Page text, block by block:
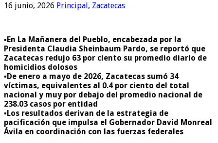
16 junio, 2026 Principal, Zacatecas
▪️En La Mañanera del Pueblo, encabezada por la
Presidenta Claudia Sheinbaum Pardo, se reportó que
Zacatecas redujo 63 por ciento su promedio diario de
homicidios dolosos
▪️De enero a mayo de 2026, Zacatecas sumó 34
víctimas, equivalentes al 0.4 por ciento del total
nacional y muy por debajo del promedio nacional de
238.03 casos por entidad
▪️Los resultados derivan de la estrategia de
pacificación que impulsa el Gobernador David Monreal
Ávila en coordinación con las fuerzas federales